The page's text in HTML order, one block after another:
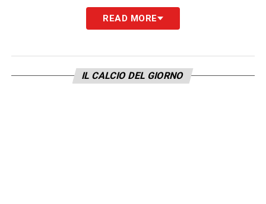
come Allenatore e, prima di tutto, come
Uomo. Un saluto e un grazie a tutti i giocatori
miei due alleati fidati, Tano e Dario (il vice
READ MORE
IL CALCIO DEL GIORNO